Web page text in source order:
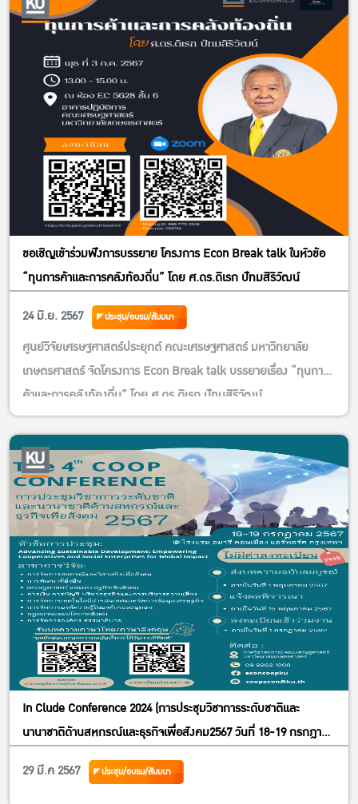
ขอเชิญเข้าร่วมฟังการบรรยาย โครงการ Econ Break talk ในหัวข้อ
“ทุนการค้าและการคลังท้องถิ่น” โดย ศ.ดร.ดิเรก ปัทมสิริวัฒน์
24 มิ.ย. 2567
ประชุม/อบรม/สัมมนา
ศูนย์วิจัยเศรษฐศาสตร์ประยุกต์ คณะเศรษฐศาสตร์ มหาวิทยาลัย
เกษตรศาสตร์ จัดโครงการ Econ Break talk บรรยายเรื่อง “ทุนการ
ค้าและการคลังท้องถิ่น” โดย ศ.ดร.ดิเรก ปัทมสิริวัฒน์
ในวันพุธที่ 3 กรกฎาคม 2567 เวลา 13.00 – 15.00 น.
ณ ห้อง EC 5628 อาคารปฎิบัติการคณะเศรษฐศาสตร์
มหาวิทยาลัยเกษตรศาสตร์
สามารถสมัครออนไลน์ได้ที่ลิงค์
https://forms.gle/rmxP1Q8ANmUsM9Em8
In Clude Conference 2024 (การประชุมวิชาการระดับชาติและ
นานาชาติด้านสหกรณ์และธุรกิจเพื่อสังคม2567 วันที่ 18-19 กรกฎาคม
29 มี.ค 2567 ประชุม/อบรม/สัมมนา